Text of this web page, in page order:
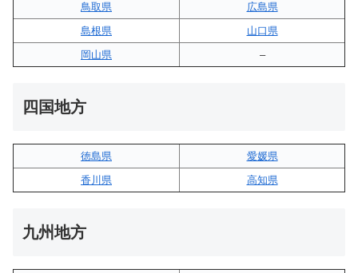
鳥取県
広島県
島根県
山口県
岡山県
–
四国地方
徳島県
愛媛県
香川県
高知県
九州地方